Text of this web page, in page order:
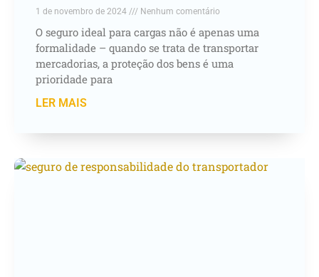
1 de novembro de 2024 Nenhum comentário
O seguro ideal para cargas não é apenas uma
formalidade – quando se trata de transportar
mercadorias, a proteção dos bens é uma
prioridade para
LER MAIS